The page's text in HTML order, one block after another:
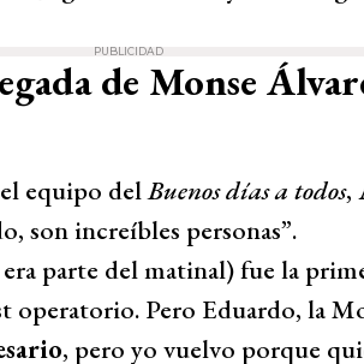
PUBLICIDAD
de Monse
equipo delBuenos días a todos,
son increíbles personas”.
parte del matinal) fue la
operatorio. Pero Eduardo, la
, pero yo vuelvo porque